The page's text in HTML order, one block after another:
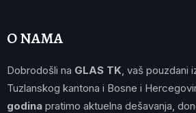
O NAMA
Dobrodošli na GLAS TK , vaš pouzdani
Tuzlanskog kantona i Bosne i
godina pratimo aktuelna dešavanja,